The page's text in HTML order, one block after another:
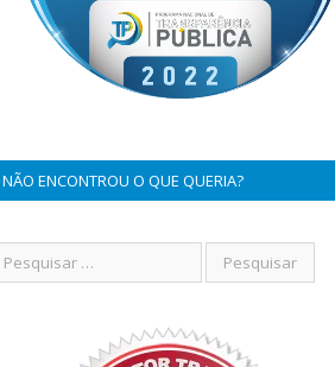
NÃO ENCONTROU O QUE QUERIA?